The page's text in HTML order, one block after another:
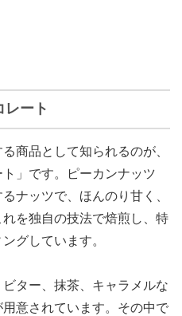
レート
商品として知られるのが、
ト」です。ピーカンナッツ
ナッツで、ほんのり甘く、
を独自の技法で焙煎し、特
グしています。
ター、抹茶、キャラメルな
意されています。その中で